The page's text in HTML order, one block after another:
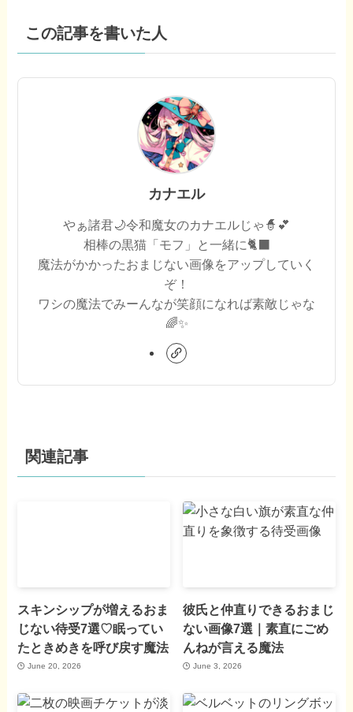
この記事を書いた人
カナエル
やぁ諸君🌙令和魔女のカナエルじゃ🧙💕
相棒の黒猫「モフ」と一緒に🐈‍⬛
魔法がかかったおまじない画像をアップしていく
ぞ！
ワシの魔法でみーんなが笑顔になれば素敵じゃな
🌈✨
関連記事
スキンシップが増えるおま
じない待受7選♡眠ってい
たときめきを呼び戻す魔法
June 20, 2026
彼氏と仲直りできるおまじ
ない画像7選｜素直にごめ
んねが言える魔法
June 3, 2026